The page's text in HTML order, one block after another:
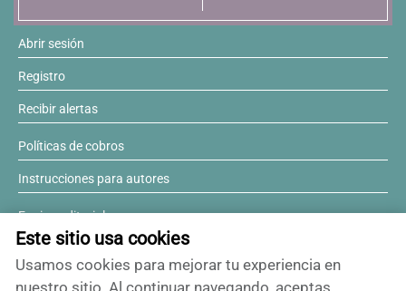
Este sitio usa cookies
Usamos cookies para mejorar tu experiencia en
nuestro sitio. Al continuar navegando, aceptas
Abrir sesión
Registro
Recibir alertas
Políticas de cobros
Instrucciones para autores
Equipo editorial
Comité editorial
¿Desea ser revisor?